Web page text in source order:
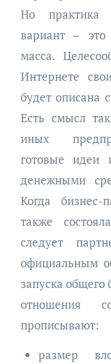
Но практика
вариант –
масса.
Интернете
будет описана
Есть смысл
иных
готовые идеи
денежными
Когда
также
следует
официальным
запуска
отношения
прописывают:
размер